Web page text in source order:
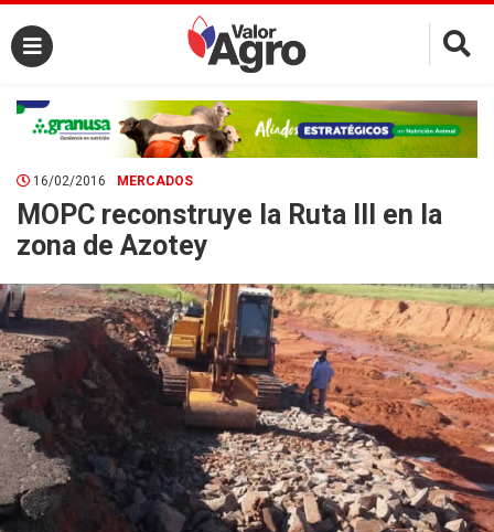
×
16/02/2016 MERCADOS
MOPC reconstruye la Ruta III en la
zona de Azotey